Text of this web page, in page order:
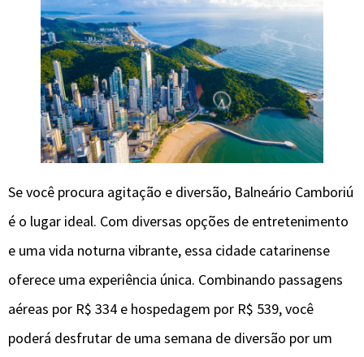
Se você procura agitação e diversão, Balneário Camboriú
é o lugar ideal. Com diversas opções de entretenimento
e uma vida noturna vibrante, essa cidade catarinense
oferece uma experiência única. Combinando passagens
aéreas por R$ 334 e hospedagem por R$ 539, você
poderá desfrutar de uma semana de diversão por um